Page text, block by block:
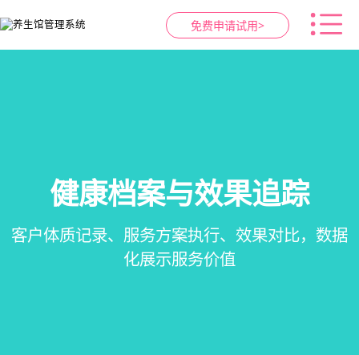
免费申请试用>
会员营销&锁客
会员积分、套餐定制、精准营销、客户关怀，提
升复购率与客单价
预约与工位管理
在线预约、智能排班、技师调度、房间/床位状态
一目了然，提升资源利用率
健康档案与效果追踪
客户体质记录、服务方案执行、效果对比，数据
化展示服务价值
智慧养生馆管理系统
一站式解决养生馆预约、服务、会员、财务、营
销全流程数字化管理